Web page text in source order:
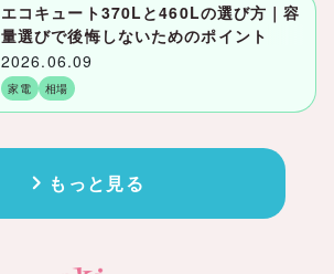
エコキュート370Lと460Lの選び方｜容
量選びで後悔しないためのポイント
2026.06.09
家電 相場
もっと見る